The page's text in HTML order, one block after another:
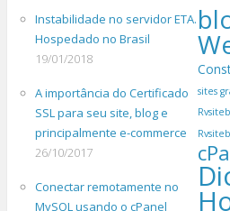
Instabilidade no servidor ETA.
Hospedado no Brasil
19/01/2018
A importância do Certificado
SSL para seu site, blog e
principalmente e-commerce
26/10/2017
Conectar remotamente no
MySQL usando o cPanel
sites